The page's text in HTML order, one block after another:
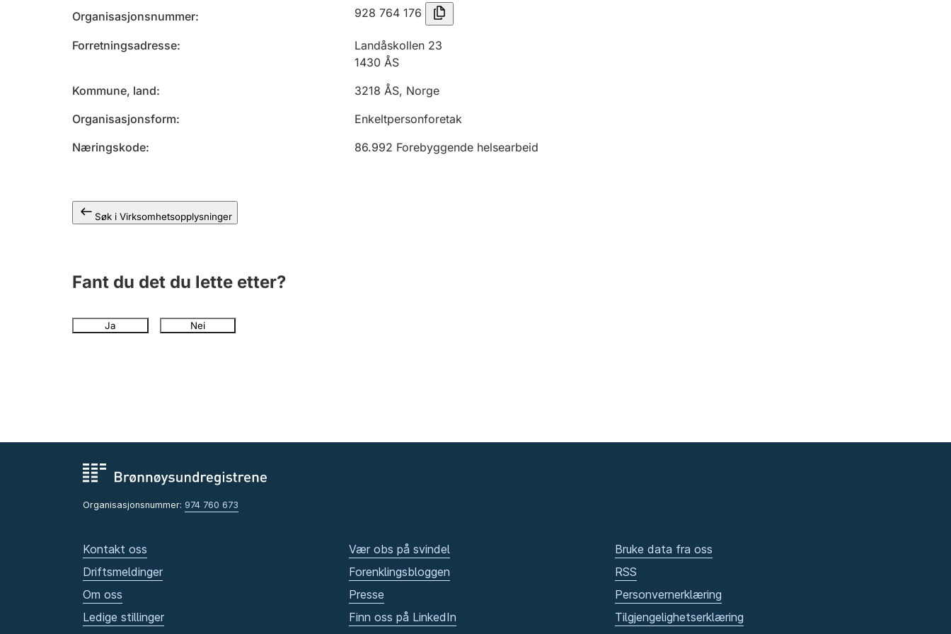
Organisasjonsnummer 928 764 176
Forretningsadresse
Landåskollen 23
1430 ÅS
Kommune, land
3218 ÅS, Norge
Organisasjonsform
Enkeltpersonforetak
Næringskode
86.992 Forebyggende helsearbeid
Søk i Virksomhetsopplysninger
Fant du det du lette etter?
Ja Nei
Organisasjonsnummer: 974 760 673
Kontakt oss
Driftsmeldinger
Om oss
Ledige stillinger
Vær obs på svindel
Forenklingsbloggen
Presse
Finn oss på LinkedIn
Bruke data fra oss
RSS
Personvernerklæring
Tilgjengelighetserklæring